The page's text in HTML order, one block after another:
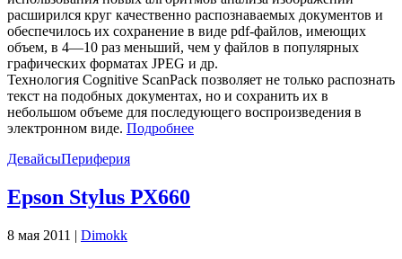
расширился круг качественно распознаваемых документов и
обеспечилось их сохранение в виде pdf-файлов, имеющих
объем, в 4—10 раз меньший, чем у файлов в популярных
графических форматах JPEG и др.
Технология Cognitive ScanPack позволяет не только распознать
текст на подобных документах, но и сохранить их в
небольшом объеме для последующего воспроизведения в
электронном виде. Подробнее
ДевайсыПериферия
Epson Stylus РХ660
8 мая 2011 | Dimokk